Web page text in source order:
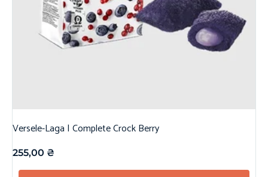
Versele-Laga | Complete Crock Berry
255,00 ₴